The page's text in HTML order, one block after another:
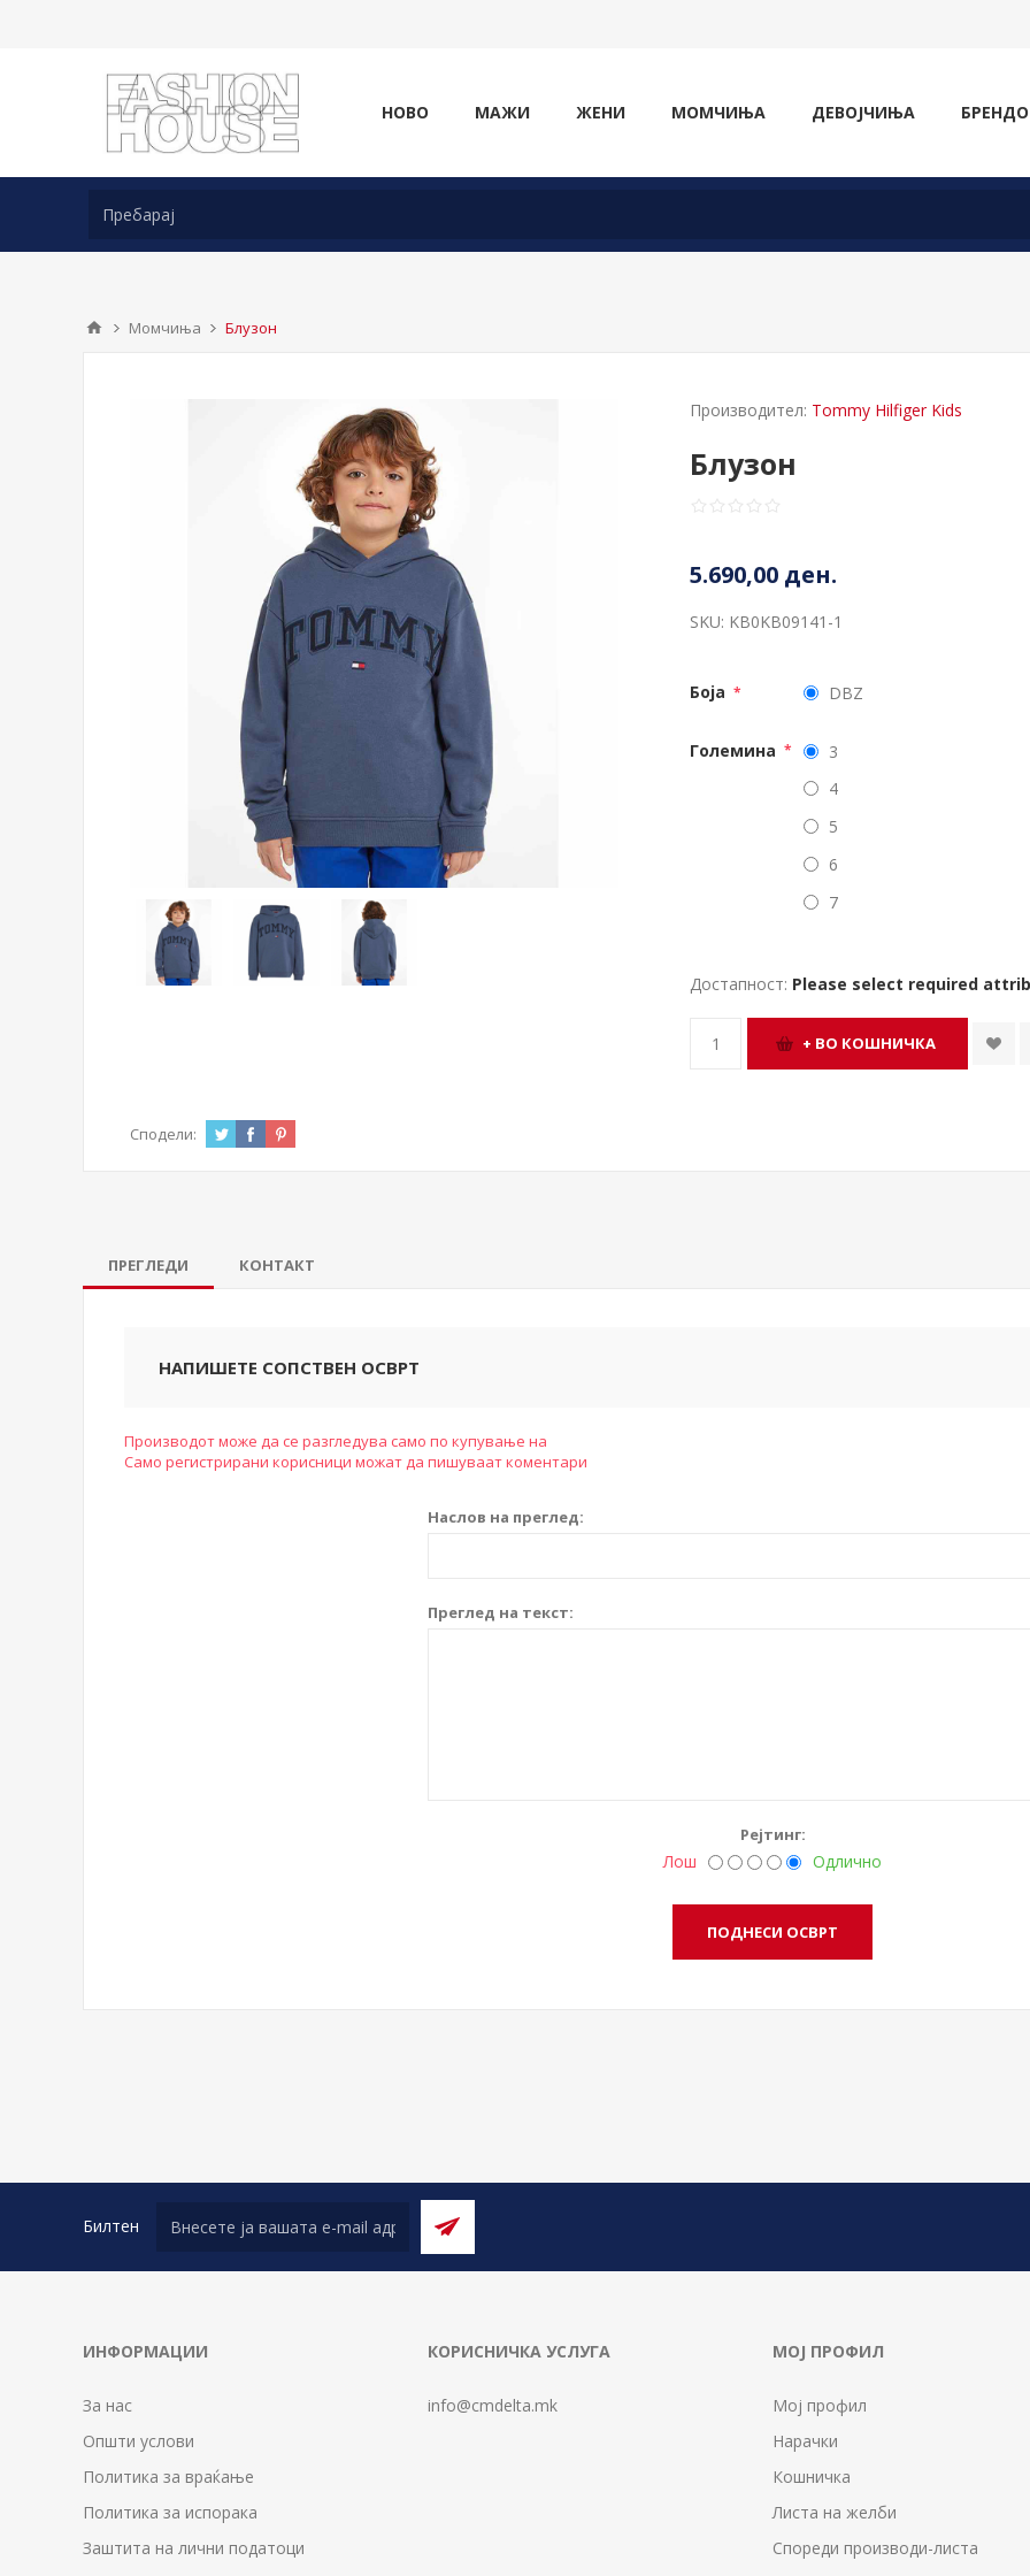
НОВО МАЖИ ЖЕНИ МОМЧИЊА ДЕВОЈЧИЊА
Момчиња Блузон
Производител: Tommy Hilfiger Kids
Блузон
5.690,00 ден.
SKU: KB0KB09141-1
Боја * DBZ
Големина *
3
4
5
6
7
Достапност: Please select required
Сподели:
ПРЕГЛЕДИ КОНТАКТ
НАПИШЕТЕ СОПСТВЕН ОСВРТ
Производот може да се разгледува само по купување на
Само регистрирани корисници можат да пишуваат коментари
Наслов на преглед:
Преглед на текст:
Рејтинг:
Лош Одлично
Билтен
ИНФОРМАЦИИ
За нас
Општи услови
Политика за враќање
Политика за испорака
Заштита на лични податоци
КОРИСНИЧКА УСЛУГА
info@cmdelta.mk
МОЈ ПРОФИЛ
Мој профил
Нарачки
Кошничка
Листа на желби
Спореди производи-листа